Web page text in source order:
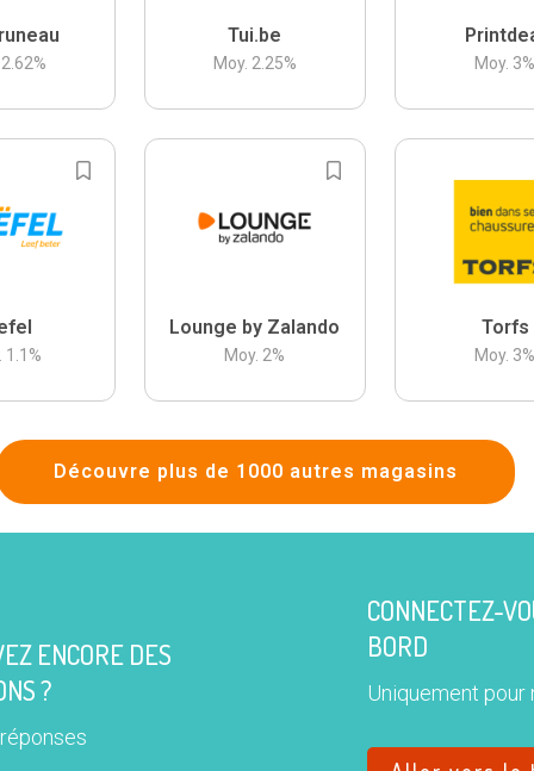
2.62%
Tui.be
Moy. 2.25% Moy. 3%
1.1 %
Lounge by Zalando
Moy. 2%
Torfs
Moy. 3%
Découvre plus de 1000 autres magasins
ENCORE DES
?
CONNECTEZ-
BORD
Uniquement